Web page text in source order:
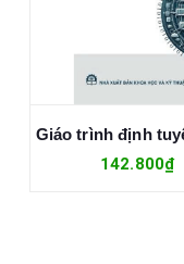
142.800₫